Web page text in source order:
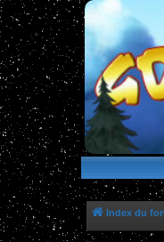
le site de la Lune
Index du